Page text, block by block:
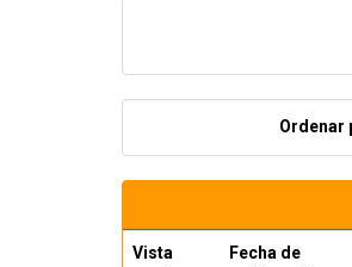
Ordenar
Vista
Fecha de